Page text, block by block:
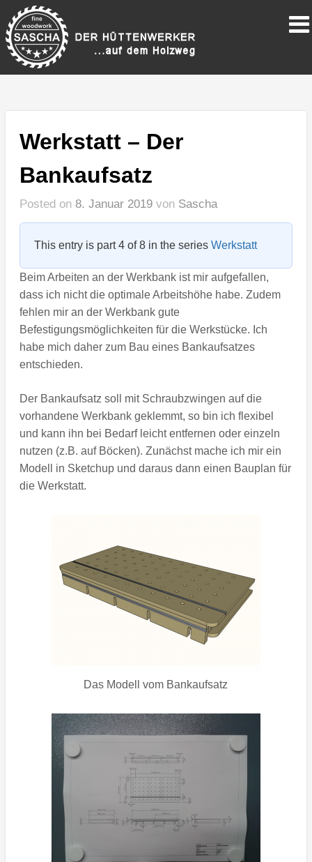
Werkstatt – Der
Bankaufsatz
Posted on 8. Januar 2019von Sascha
This entry is part 4 of 8 in the series Werkstatt
Beim Arbeiten an der Werkbank ist mir aufgefallen,
dass ich nicht die optimale Arbeitshöhe habe. Zudem
fehlen mir an der Werkbank gute
Befestigungsmöglichkeiten für die Werkstücke. Ich
habe mich daher zum Bau eines Bankaufsatzes
entschieden.
Der Bankaufsatz soll mit Schraubzwingen auf die
vorhandene Werkbank geklemmt, so bin ich flexibel
und kann ihn bei Bedarf leicht entfernen oder einzeln
nutzen (z.B. auf Böcken). Zunächst mache ich mir ein
Modell in Sketchup und daraus dann einen Bauplan für
die Werkstatt.
Das Modell vom Bankaufsatz